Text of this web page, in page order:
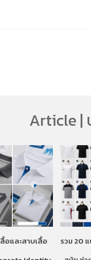
Article |
อและสาบเสื้อ
รวม 20